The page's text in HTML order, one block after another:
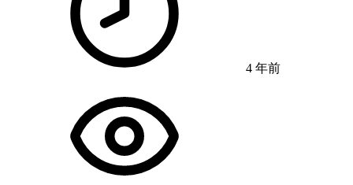
4 年前